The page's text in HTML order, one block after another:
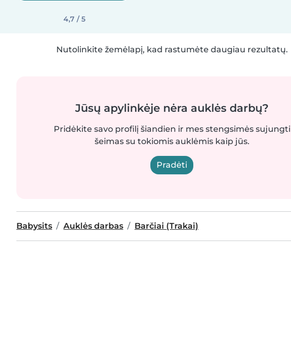
4,7 / 5
Nutolinkite žemėlapį, kad rastumėte daugiau rezultatų.
Jūsų apylinkėje nėra auklės darbų?
Pridėkite savo profilį šiandien ir mes stengsimės sujungti
šeimas su tokiomis auklėmis kaip jūs.
Pradėti
Babysits Auklės darbas Barčiai (Trakai)